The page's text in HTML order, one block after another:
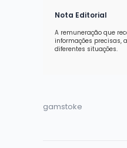
Nota Editorial
A remuneração que
informações precisas,
diferentes situações.
gamstoke